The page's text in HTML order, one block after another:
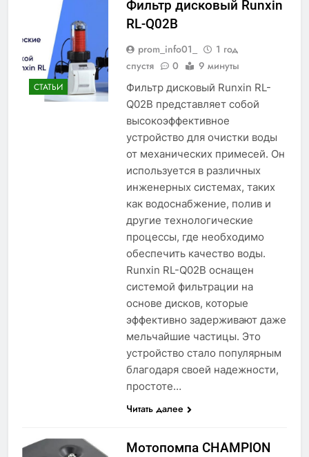
СТАТЬИ
Фильтр дисковый Runxin
RL-Q02B
prom_info01_
1 год
спустя
0 9 минуты
Фильтр дисковый Runxin RL-
Q02B представляет собой
высокоэффективное
устройство для очистки воды
от механических примесей. Он
используется в различных
инженерных системах, таких
как водоснабжение, полив и
другие технологические
процессы, где необходимо
обеспечить качество воды.
Runxin RL-Q02B оснащен
системой фильтрации на
основе дисков, которые
эффективно задерживают даже
мельчайшие частицы. Это
устройство стало популярным
благодаря своей надежности,
простоте…
Читать далее
Мотопомпа CHAMPION